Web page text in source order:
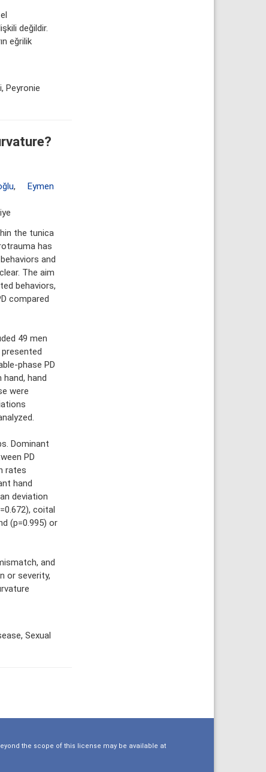
değildir.
eğrilik
Peyronie
,
Eymen
the tunica
has
and
The aim
behaviors,
compared
49 men
phase PD
hand
were
Dominant
PD
rates
hand
deviation
coital
(p=0.995) or
and
or severity,
Sexual
the scope of this license may be available at